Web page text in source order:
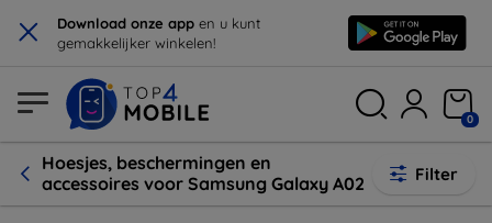
× Download onze app en u kunt
gemakkelijker winkelen!
0
Hoesjes, beschermingen en
accessoires voor Samsung Galaxy A02
Filter